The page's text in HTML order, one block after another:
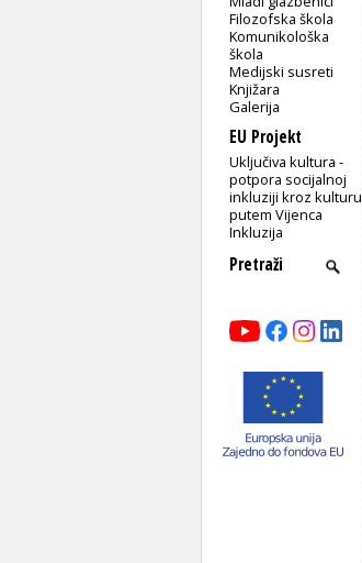
Filozofska škola
Komunikološka
škola
Medijski susreti
Knjižara
Galerija
EU Projekt
Uključiva kultura -
potpora socijalnoj
inkluziji kroz kulturu
putem Vijenca
Inkluzija